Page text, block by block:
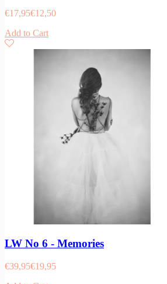
€17,95€12,50
Add to Cart
LW No 6 - Memories
€39,95€19,95